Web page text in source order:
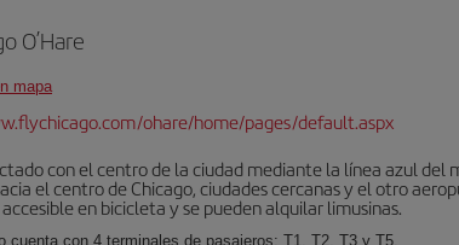
O’Hare
mapa
ohare/home/pages/default.aspx
con el centro de la ciudad mediante la línea azul del
el centro de Chicago, ciudades cercanas y el otro
en bicicleta y se pueden alquilar limusinas.
cuenta con 4 terminales de pasajeros: T1, T2, T3 y T5.